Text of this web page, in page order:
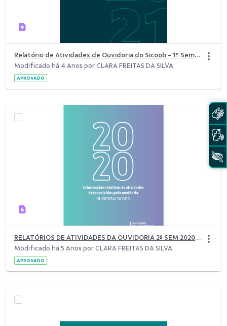
Relatório de Atividades de Ouvidoria do Sicoob - 1º Semestre 2021.pdf
Modificado há 4 Anos por CLARA FREITAS DA SILVA.
APROVADO
RELATÓRIOS DE ATIVIDADES DA OUVIDORIA 2º SEM 2020 (1).pdf
Modificado há 5 Anos por CLARA FREITAS DA SILVA.
APROVADO